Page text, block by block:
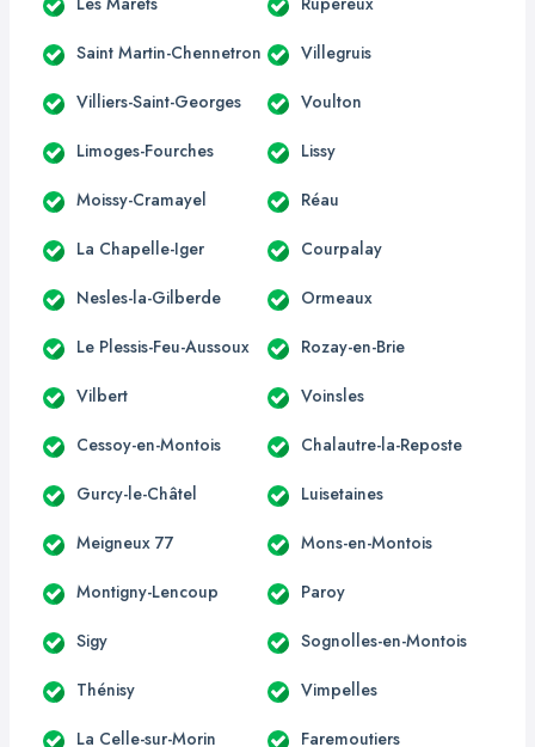
Saint Martin-Chennetron Villegruis
Villiers-Saint-Georges Voulton
Limoges-Fourches Lissy
Moissy-Cramayel Réau
La Chapelle-Iger Courpalay
Nesles-la-Gilberde Ormeaux
Le Plessis-Feu-Aussoux Rozay-en-Brie
Vilbert Voinsles
Cessoy-en-Montois Chalautre-la-Reposte
Gurcy-le-Châtel Luisetaines
Meigneux 77 Mons-en-Montois
Montigny-Lencoup Paroy
Sigy Sognolles-en-Montois
Thénisy Vimpelles
La Celle-sur-Morin Faremoutiers